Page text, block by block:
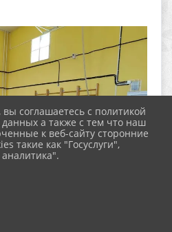
соглашаетесь с политикой
а также с тем что наш
к веб-сайту сторонние
такие как "Госуслуги",